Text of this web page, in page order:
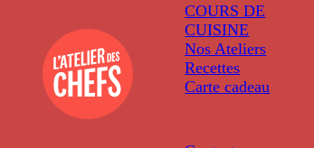
COURS DE
CUISINE
Nos Ateliers
Recettes
Carte cadeau